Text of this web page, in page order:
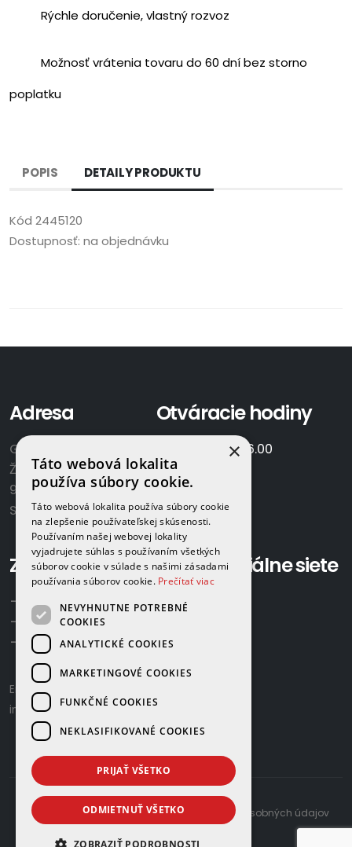
Rýchle doručenie, vlastný rozvoz
Možnosť vrátenia tovaru do 60 dní bez storno
poplatku
POPIS DETAILY PRODUKTU
Kód 2445120
Dostupnosť: na objednávku
Adresa
GAMAPLYN s.r.o.
Železničná 570/8
922 02 Krakovany
Slovensko
Otváracie hodiny
7.00 - 16.00
So:
Zavolajte nám:
+421 918 524 702
+421 907 958 768
+421 948 615 083
Email us:
info@gamaplyn.sk
Sociálne siete
developed by © 2026 |Zásady ochrany osobných údajov
×
Táto webová lokalita
používa súbory cookie.
Táto webová lokalita používa súbory cookie
na zlepšenie používateľskej skúsenosti.
Používaním našej webovej lokality
vyjadrujete súhlas s používaním všetkých
súborov cookie v súlade s našimi zásadami
používania súborov cookie. Prečítať viac
NEVYHNUTNE POTREBNÉ
COOKIES
ANALYTICKÉ COOKIES
MARKETINGOVÉ COOKIES
FUNKČNÉ COOKIES
NEKLASIFIKOVANÉ COOKIES
PRIJAŤ VŠETKO
ODMIETNUŤ VŠETKO
ZOBRAZIŤ PODROBNOSTI